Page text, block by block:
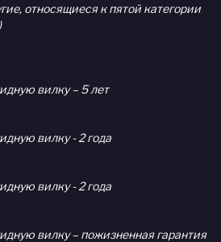
относящиеся к пятой категории
вилку – 5 лет
вилку - 2 года
вилку - 2 года
вилку – пожизненная гарантия